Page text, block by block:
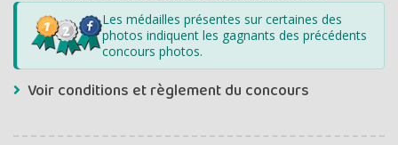
Les médailles présentes sur certaines des
photos indiquent les gagnants des précédents
concours photos.
Voir conditions et règlement du concours